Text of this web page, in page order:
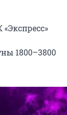
«Экспресс»
1800–3800